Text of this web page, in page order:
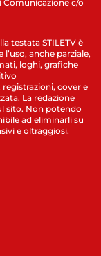
Comunicazione c/o
testata STILETV è
anche parziale,
loghi, grafiche
cover e
La redazione
sito. Non potendo
ad eliminarli su
e oltraggiosi.